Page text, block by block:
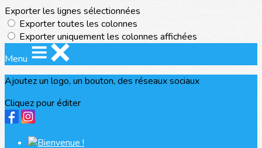
Exporter les lignes sélectionnées
Exporter toutes les colonnes
Exporter uniquement les colonnes affichées
Menu
Ajoutez un logo, un bouton, des réseaux sociaux
Cliquez pour éditer